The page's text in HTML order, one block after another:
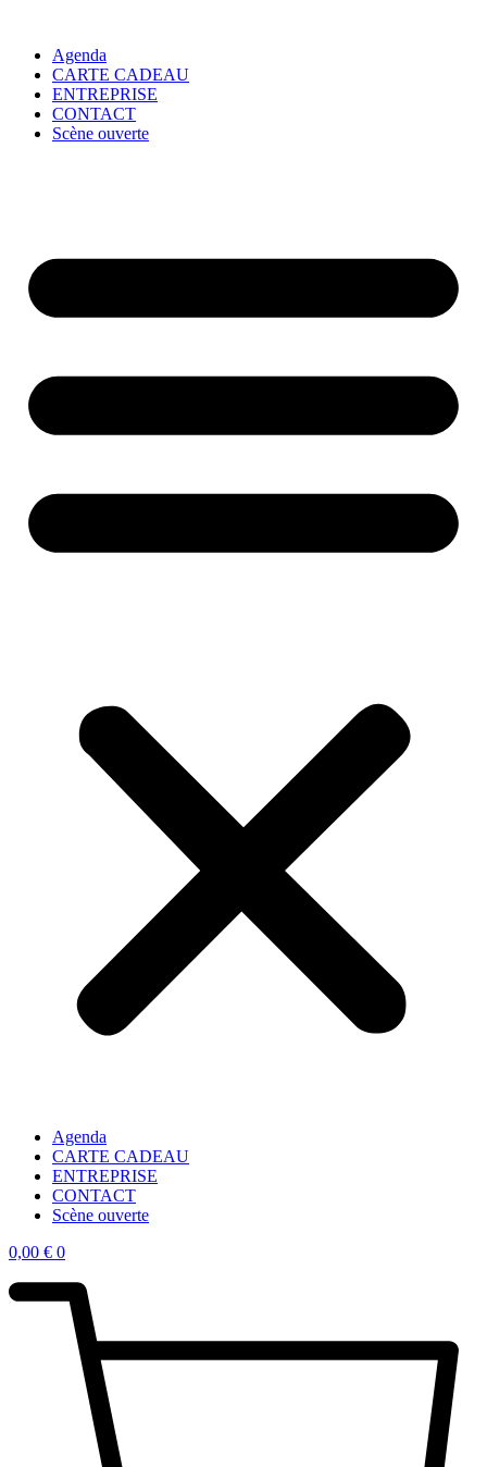
Agenda
CARTE CADEAU
ENTREPRISE
CONTACT
Scène ouverte
Agenda
CARTE CADEAU
ENTREPRISE
CONTACT
Scène ouverte
0,00 € 0